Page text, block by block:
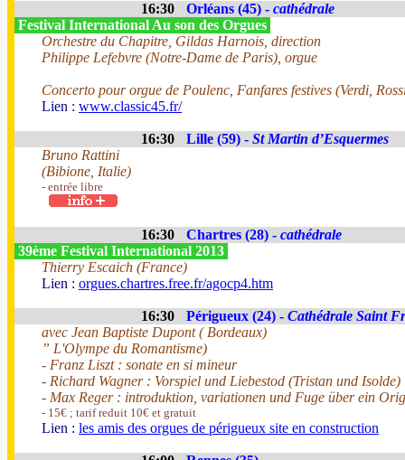
16:30 Orléans (45) - cathédrale
Festival International Au son des Orgues
Orchestre du Chapitre, Gildas Harnois, direction
Philippe Lefebvre (Notre-Dame de Paris), orgue
Concerto pour orgue de Poulenc, Fanfares festives (Verdi,
Lien : www.classic45.fr/
16:30 Lille (59) - St Martin d’Esquermes
Bruno Rattini
(Bibione, Italie)
- entrée libre
16:30 Chartres (28) - cathédrale
39ème Festival International 2013
Thierry Escaich (France)
Lien : orgues.chartres.free.fr/agocp4.htm
16:30 Périgueux (24) - Cathédrale Saint
avec Jean Baptiste Dupont ( Bordeaux)
” L'Olympe du Romantisme)
- Franz Liszt : sonate en si mineur
- Richard Wagner : Vorspiel und Liebestod (Tristan und Isolde)
- Max Reger : introduktion, variationen und Fuge über ein
- 15€ ; tarif reduit 10€ et gratuit
Lien : les amis des orgues de périgueux site en construction